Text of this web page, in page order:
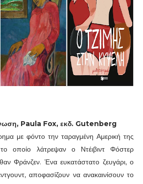
Paula Fox, εκδ. Gutenberg
με φόντο την ταραγμένη Αμερική της
οποίο λάτρεψαν ο Ντέιβιντ Φόστερ
Φράνζεν. Ένα ευκατάστατο ζευγάρι, ο
αποφασίζουν να ανακαινίσουν το